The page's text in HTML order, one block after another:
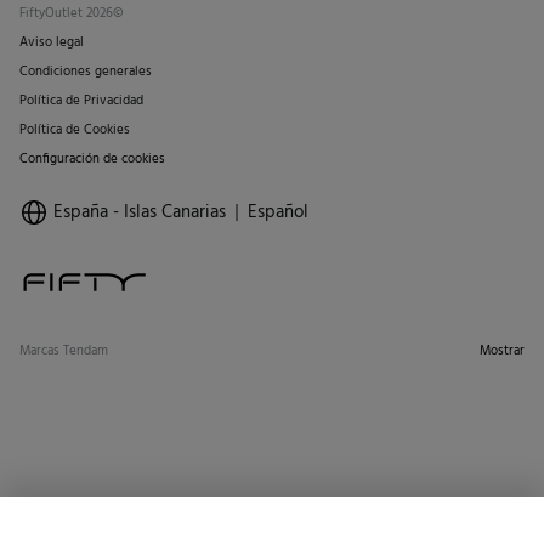
FiftyOutlet 2026©
Aviso legal
Condiciones generales
Política de Privacidad
Política de Cookies
Configuración de cookies
España - Islas Canarias Español
Marcas Tendam Mostrar